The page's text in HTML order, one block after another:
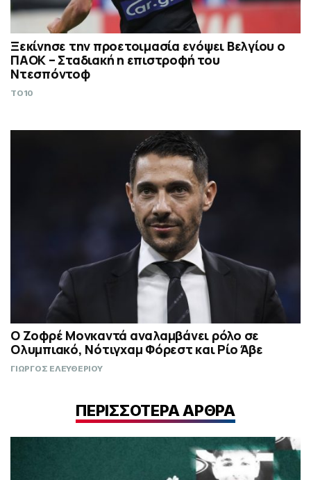
Ξεκίνησε την προετοιμασία ενόψει Βελγίου ο
ΠΑΟΚ – Σταδιακή η επιστροφή του
Ντεσπόντοφ
TO10
Ο Ζοφρέ Μονκαντά αναλαμβάνει ρόλο σε
Ολυμπιακό, Νότιγχαμ Φόρεστ και Ρίο Άβε
ΓΙΩΡΓΟΣ ΕΛΕΥΘΕΡΙΟΥ
ΠΕΡΙΣΣΟΤΕΡΑ ΑΡΘΡΑ